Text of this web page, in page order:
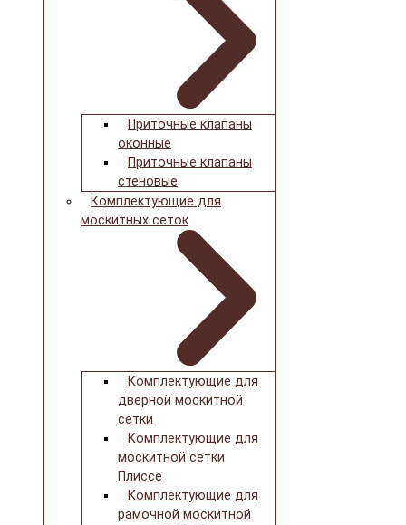
Приточные клапаны
оконные
Приточные клапаны
стеновые
Комплектующие для
москитных сеток
Комплектующие для
дверной москитной
сетки
Комплектующие для
москитной сетки
Плиссе
Комплектующие для
рамочной москитной